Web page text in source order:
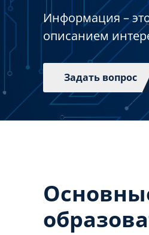
Информация –
описанием
Задать вопрос